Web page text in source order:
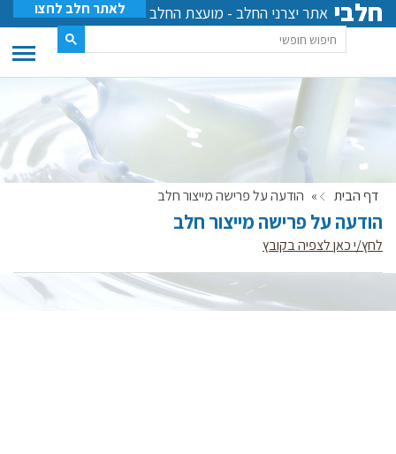
חלבי אתר יצרני החלב - מועצת החלב לאתר חלב לחצו
דף הבית » הודעה על פרישה מייצור חלב
הודעה על פרישה מייצור חלב
לחץ/י כאן לצפיה בקובץ